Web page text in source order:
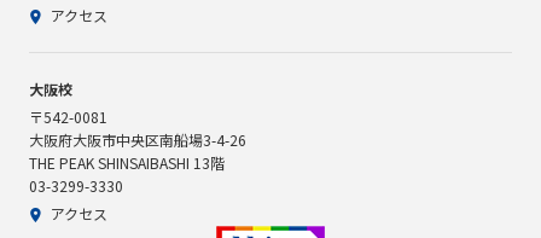
アクセス
大阪校
〒542-0081
大阪府大阪市中央区南船場3-4-26
THE PEAK SHINSAIBASHI 13階
03-3299-3330
アクセス